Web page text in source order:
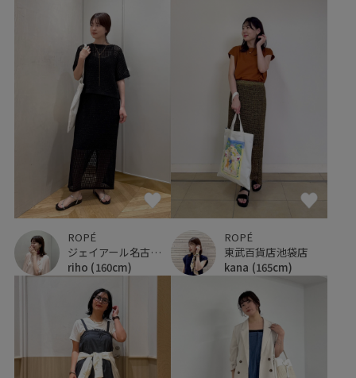
ROPÉ
ジェイアール名古屋タカシマヤ
riho (160cm)
ROPÉ
東武百貨店池袋店
kana (165cm)